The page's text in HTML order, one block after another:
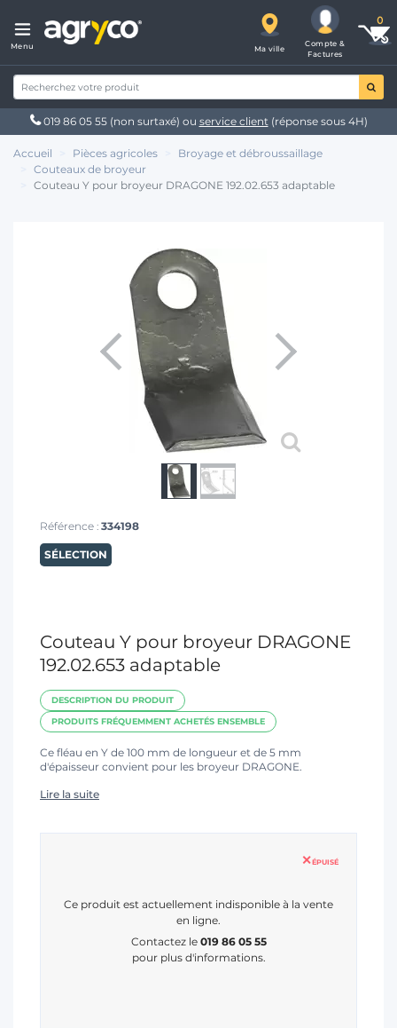
Menu Ma ville
Compte &
Factures
019 86 05 55 (non surtaxé) ou service client(réponse sous 4H)
Accueil Pièces agricoles
Broyage et débroussaillage
Couteaux de broyeur
Couteau Y pour broyeur DRAGONE 192.02.653 adaptable
Référence : 334198
SÉLECTION
Couteau Y pour broyeur DRAGONE
192.02.653 adaptable
DESCRIPTION DU PRODUIT
PRODUITS FRÉQUEMMENT ACHETÉS ENSEMBLE
Ce fléau en Y de 100 mm de longueur et de 5 mm
d'épaisseur convient pour les broyeur DRAGONE.
Lire la suite
ÉPUISÉ
Ce produit est actuellement indisponible à la vente
en ligne.
Contactez le 019 86 05 55
pour plus d'informations.